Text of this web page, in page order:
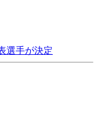
選手が決定